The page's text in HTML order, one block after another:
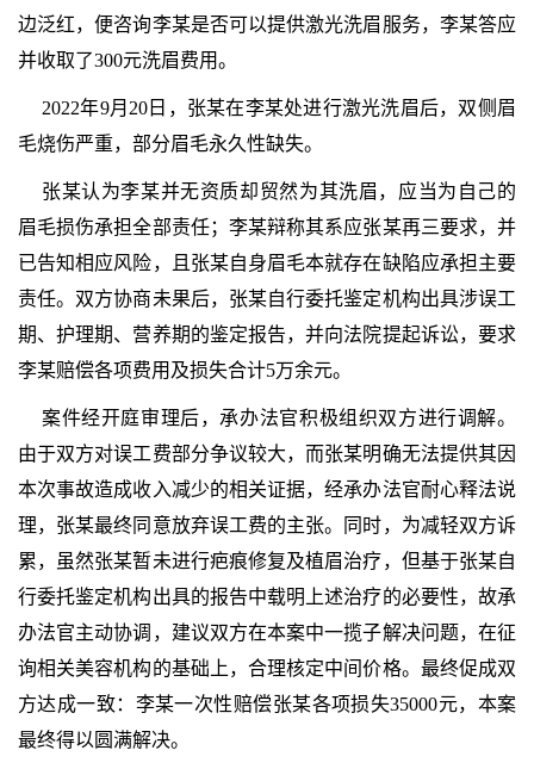
边泛红，便咨询李某是否可以提供激光洗眉服务，李某答应
并收取了300元洗眉费用。
2022年9月20日，张某在李某处进行激光洗眉后，双侧眉
毛烧伤严重，部分眉毛永久性缺失。
张某认为李某并无资质却贸然为其洗眉，应当为自己的
眉毛损伤承担全部责任；李某辩称其系应张某再三要求，并
已告知相应风险，且张某自身眉毛本就存在缺陷应承担主要
责任。双方协商未果后，张某自行委托鉴定机构出具涉误工
期、护理期、营养期的鉴定报告，并向法院提起诉讼，要求
李某赔偿各项费用及损失合计5万余元。
案件经开庭审理后，承办法官积极组织双方进行调解。
由于双方对误工费部分争议较大，而张某明确无法提供其因
本次事故造成收入减少的相关证据，经承办法官耐心释法说
理，张某最终同意放弃误工费的主张。同时，为减轻双方诉
累，虽然张某暂未进行疤痕修复及植眉治疗，但基于张某自
行委托鉴定机构出具的报告中载明上述治疗的必要性，故承
办法官主动协调，建议双方在本案中一揽子解决问题，在征
询相关美容机构的基础上，合理核定中间价格。最终促成双
方达成一致：李某一次性赔偿张某各项损失35000元，本案
最终得以圆满解决。